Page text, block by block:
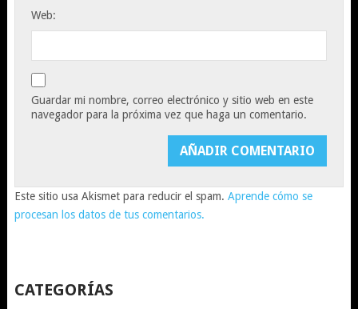
Web:
Guardar mi nombre, correo electrónico y sitio web en este
navegador para la próxima vez que haga un comentario.
Este sitio usa Akismet para reducir el spam. Aprende cómo se
procesan los datos de tus comentarios.
CATEGORÍAS